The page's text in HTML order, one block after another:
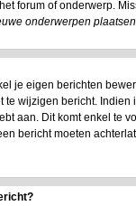
forum of onderwerp.
onderwerpen
je eigen berichten
te wijzigen bericht.
aan. Dit komt enkel te
bericht moeten